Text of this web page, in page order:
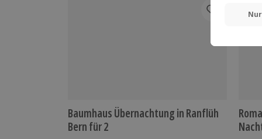
Baumhaus Übernachtung in Ranflüh
Bern für 2